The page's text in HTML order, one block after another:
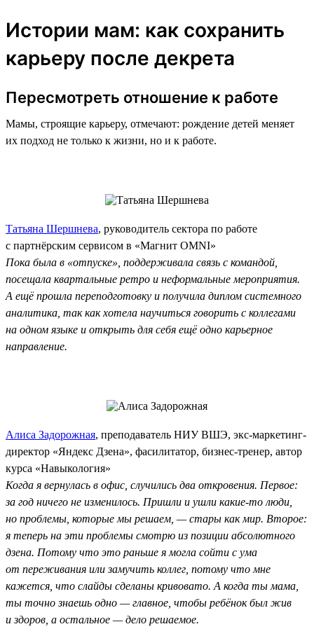
Истории мам: как сохранить
карьеру после декрета
Пересмотреть отношение к работе
Мамы, строящие карьеру, отмечают: рождение детей меняет
их подход не только к жизни, но и к работе.
Татьяна Шершнева, руководитель сектора по работе
с партнёрским сервисом в «Магнит OMNI»
Пока была в «отпуске», поддерживала связь с командой,
посещала квартальные ретро и неформальные мероприятия.
А ещё прошла переподготовку и получила диплом системного
аналитика, так как хотела научиться говорить с коллегами
на одном языке и открыть для себя ещё одно карьерное
направление.
Алиса Задорожная, преподаватель НИУ ВШЭ, экс‑маркетинг-
директор «Яндекс Дзена», фасилитатор, бизнес-тренер, автор
курса «Навыкология»
Когда я вернулась в офис, случились два откровения. Первое:
за год ничего не изменилось. Пришли и ушли какие-то люди,
но проблемы, которые мы решаем, — стары как мир. Второе:
я теперь на эти проблемы смотрю из позиции абсолютного
дзена. Потому что это раньше я могла сойти с ума
от переживания или замучить коллег, потому что мне
кажется, что слайды сделаны кривовато. А когда ты мама,
ты точно знаешь одно — главное, чтобы ребёнок был жив
и здоров, а остальное — дело решаемое.